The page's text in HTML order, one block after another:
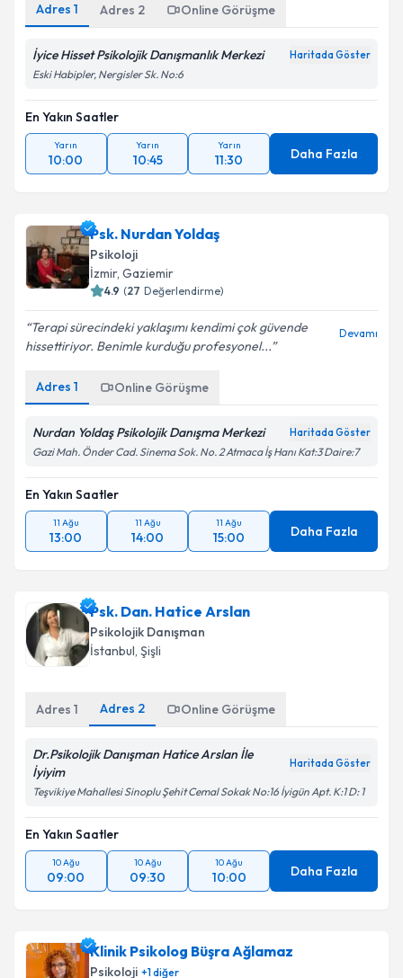
Adres 1 Adres 2 Online Görüşme
İyice Hisset Psikolojik Danışmanlık Merkezi Haritada Göster
Eski Habipler, Nergisler Sk. No:6
En Yakın Saatler
Yarın
10:00
Yarın
10:45
Yarın
11:30 Daha Fazla
Psk. Nurdan Yoldaş
Psikoloji
İzmir, Gaziemir
4.9 (27 Değerlendirme)
Terapi sürecindeki yaklaşımı kendimi çok güvende
hissettiriyor. Benimle kurduğu profesyonel...
Devamı
Adres 1 Online Görüşme
Nurdan Yoldaş Psikolojik Danışma Merkezi Haritada Göster
Gazi Mah. Önder Cad. Sinema Sok. No. 2 Atmaca İş Hanı Kat:3 Daire:7
En Yakın Saatler
11 Ağu
13:00
11 Ağu
14:00
11 Ağu
15:00 Daha Fazla
Psk. Dan. Hatice Arslan
Psikolojik Danışman
İstanbul, Şişli
Adres 1 Adres 2 Online Görüşme
Dr.Psikolojik Danışman Hatice Arslan İle
İyiyim
Haritada Göster
Teşvikiye Mahallesi Sinoplu Şehit Cemal Sokak No:16 İyigün Apt. K:1 D: 1
En Yakın Saatler
10 Ağu
09:00
10 Ağu
09:30
10 Ağu
10:00 Daha Fazla
Klinik Psikolog Büşra Ağlamaz
Psikoloji +1diğer